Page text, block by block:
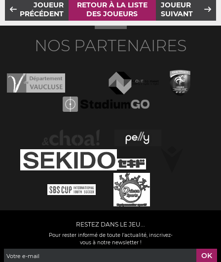
JOUEUR
PRÉCÉDENT
RETOUR À LA LISTE
DES JOUEURS
JOUEUR
SUIVANT
NOS PARTENAIRES
RESTEZ DANS LE JEU...
Pour rester informé de toute l'actualité, inscrivez-
vous à notre newsletter !